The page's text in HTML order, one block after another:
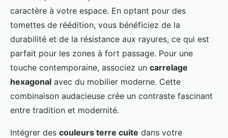
caractère à votre espace. En optant pour des
tomettes de réédition, vous bénéficiez de la
durabilité et de la résistance aux rayures, ce qui est
parfait pour les zones à fort passage. Pour une
touche contemporaine, associez un carrelage
hexagonal avec du mobilier moderne. Cette
combinaison audacieuse crée un contraste fascinant
entre tradition et modernité.
Intégrer des couleurs terre cuite dans votre